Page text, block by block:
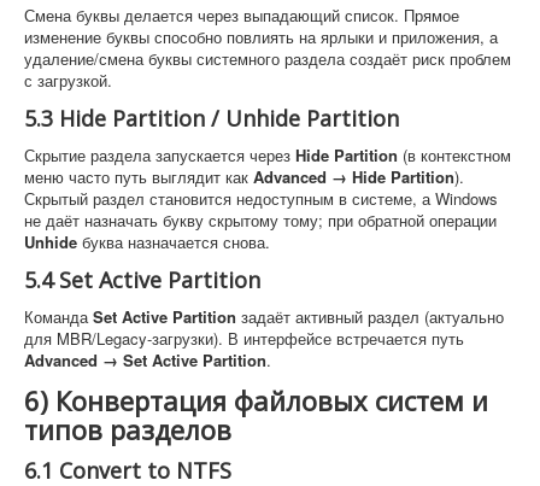
Смена буквы делается через выпадающий список. Прямое
изменение буквы способно повлиять на ярлыки и приложения, а
удаление/смена буквы системного раздела создаёт риск проблем
с загрузкой.
5.3 Hide Partition / Unhide Partition
Скрытие раздела запускается через Hide Partition (в контекстном
меню часто путь выглядит как Advanced → Hide Partition).
Скрытый раздел становится недоступным в системе, а Windows
не даёт назначать букву скрытому тому; при обратной операции
Unhide буква назначается снова.
5.4 Set Active Partition
Команда Set Active Partition задаёт активный раздел (актуально
для MBR/Legacy-загрузки). В интерфейсе встречается путь
Advanced → Set Active Partition.
6) Конвертация файловых систем и
типов разделов
6.1 Convert to NTFS